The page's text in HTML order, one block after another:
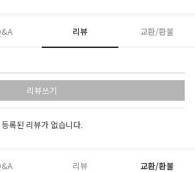
리뷰 교환/환불
리뷰쓰기
등록된 리뷰가 없습니다.
리뷰 교환/환불